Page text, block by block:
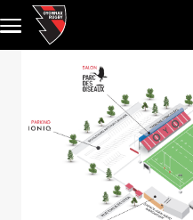
Aller au contenu principal